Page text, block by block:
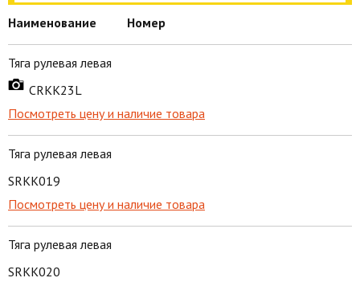
Наименование Номер
Тяга рулевая левая
CRKK23L
Посмотреть цену и наличие товара
Тяга рулевая левая
SRKK019
Посмотреть цену и наличие товара
Тяга рулевая левая
SRKK020